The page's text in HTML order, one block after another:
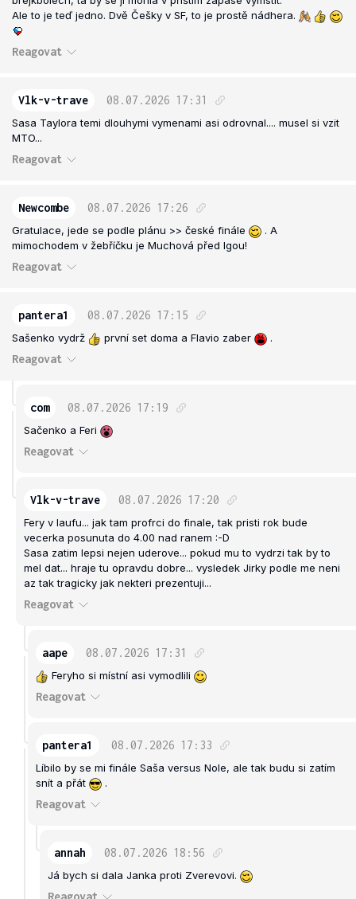
Ale to je teď jedno. Dvě Češky v SF, to je prostě nádhera.
Reagovat
Vlk-v-trave 08.07.2026 17:31
Sasa Taylora temi dlouhymi vymenami asi odrovnal.... musel si vzit
MTO...
Reagovat
Newcombe 08.07.2026 17:26
Gratulace, jede se podle plánu >> české finále
. A
mimochodem v žebříčku je Muchová před Igou!
Reagovat
pantera1 08.07.2026 17:15
Sašenko vydrž první set doma a Flavio zaber .
Reagovat
com 08.07.2026 17:19
Sačenko a Feri
Reagovat
Vlk-v-trave 08.07.2026 17:20
Fery v laufu... jak tam profrci do finale, tak pristi rok bude
vecerka posunuta do 4.00 nad ranem :-D
Sasa zatim lepsi nejen uderove... pokud mu to vydrzi tak by to
mel dat... hraje tu opravdu dobre... vysledek Jirky podle me neni
az tak tragicky jak nekteri prezentuji...
Reagovat
aape 08.07.2026 17:31
Feryho si místní asi vymodlili
Reagovat
pantera1 08.07.2026 17:33
Líbilo by se mi finále Saša versus Nole, ale tak budu si zatím
snít a přát
.
Reagovat
annah 08.07.2026 18:56
Já bych si dala Janka proti Zverevovi.